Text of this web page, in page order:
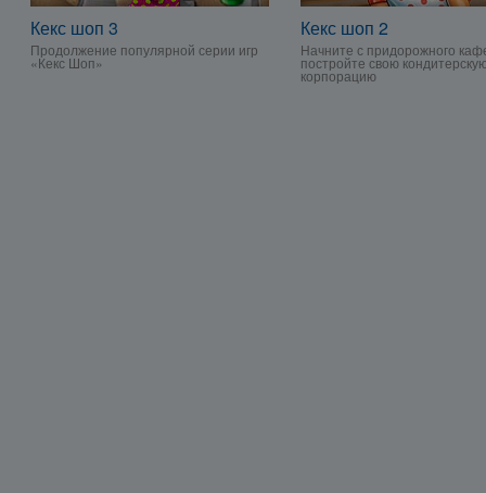
Кекс шоп 3
Продолжение популярной серии игр
«Кекс Шоп»
Кекс шоп 2
Начните с придорожного
постройте свою
корпорацию